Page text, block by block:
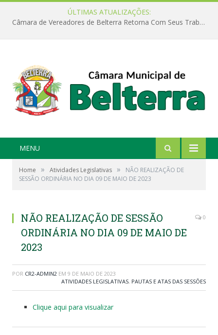
ÚLTIMAS ATUALIZAÇÕES:
Câmara de Vereadores de Belterra Retorna Com Seus Trabalhos Legislativos
MENU
Home » Atividades Legislativas »
NÃO REALIZAÇÃO DE
SESSÃO ORDINÁRIA NO DIA 09 DE MAIO DE 2023
NÃO REALIZAÇÃO DE SESSÃO
ORDINÁRIA NO DIA 09 DE MAIO DE
2023
0
POR CR2-ADMIN2 EM 9 DE MAIO DE 2023
ATIVIDADES LEGISLATIVAS, PAUTAS E ATAS DAS SESSÕES
Clique aqui para visualizar